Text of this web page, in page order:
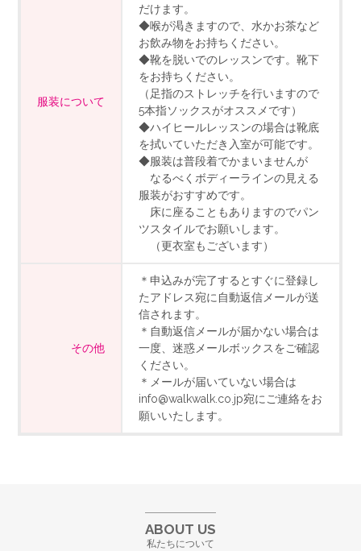
服装について
だけます。
◆喉が渇きますので、水かお茶など
お飲み物をお持ちください。
◆靴を脱いでのレッスンです。靴下
をお持ちください。
（足指のストレッチを行いますので
5本指ソックスがオススメです）
◆ハイヒールレッスンの場合は靴底
を拭いていただき入室が可能です。
◆服装は普段着でかまいませんが
なるべくボディーラインの見える
服装がおすすめです。
床に座ることもありますのでパン
ツスタイルでお願いします。
（更衣室もございます）
その他
＊申込みが完了するとすぐに登録し
たアドレス宛に自動返信メールが送
信されます。
＊自動返信メールが届かない場合は
一度、迷惑メールボックスをご確認
ください。
＊メールが届いていない場合は
info@walkwalk.co.jp宛にご連絡をお
願いいたします。
ABOUT US
私たちについて